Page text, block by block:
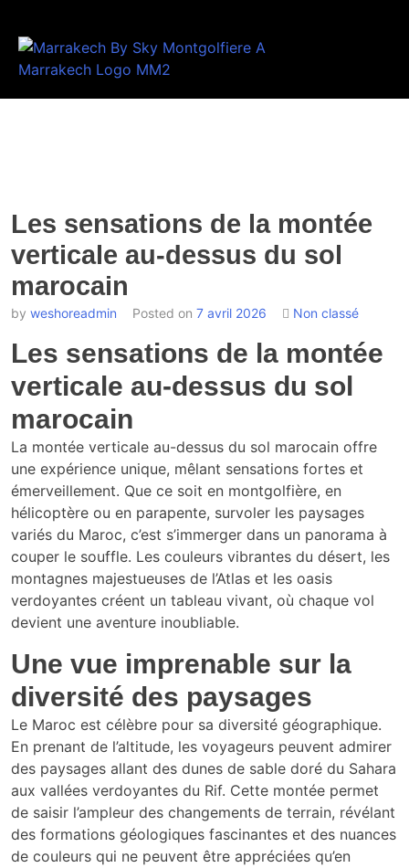
Les sensations de la montée
verticale au-dessus du sol
marocain
by weshoreadmin Posted on 7 avril 2026 Non classé
Les sensations de la montée
verticale au-dessus du sol
marocain
La montée verticale au-dessus du sol marocain offre
une expérience unique, mêlant sensations fortes et
émerveillement. Que ce soit en montgolfière, en
hélicoptère ou en parapente, survoler les paysages
variés du Maroc, c’est s’immerger dans un panorama à
couper le souffle. Les couleurs vibrantes du désert, les
montagnes majestueuses de l’Atlas et les oasis
verdoyantes créent un tableau vivant, où chaque vol
devient une aventure inoubliable.
Une vue imprenable sur la
diversité des paysages
Le Maroc est célèbre pour sa diversité géographique.
En prenant de l’altitude, les voyageurs peuvent admirer
des paysages allant des dunes de sable doré du Sahara
aux vallées verdoyantes du Rif. Cette montée permet
de saisir l’ampleur des changements de terrain, révélant
des formations géologiques fascinantes et des nuances
de couleurs qui ne peuvent être appréciées qu’en